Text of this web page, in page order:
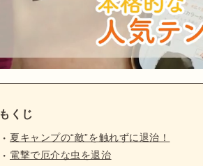
もくじ
夏キャンプの“敵”を触れずに退治！
電撃で厄介な虫を退治